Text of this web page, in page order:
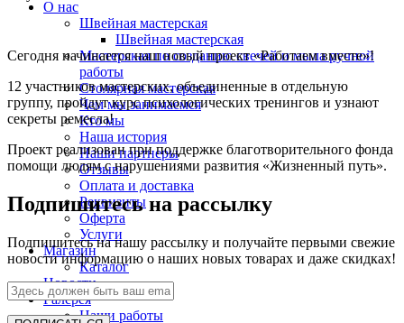
О нас
Швейная мастерская
Швейная мастерская
Мастерская по созданию свечей и мыла ручной
работы
Столярная мастерская
Чем мы занимаемся
Кто мы
Наша история
Наши партнеры
Отзывы
Оплата и доставка
Реквизиты
Оферта
Услуги
Магазин
Каталог
Новости
Галерея
Наши работы
Сегодня начинается наш новый проект «Работаем вместе»!
12 участников мастерских, объединенные в отдельную
группу, пройдут курс психологических тренингов и узнают
секреты ремесла!
Проект реализован при поддержке благотворительного фонда
помощи людям с нарушениями развития «Жизненный путь».
Подпишитесь на рассылку
Подпишитесь на нашу рассылку и получайте первыми свежие
новости информацию о наших новых товарах и даже скидках!